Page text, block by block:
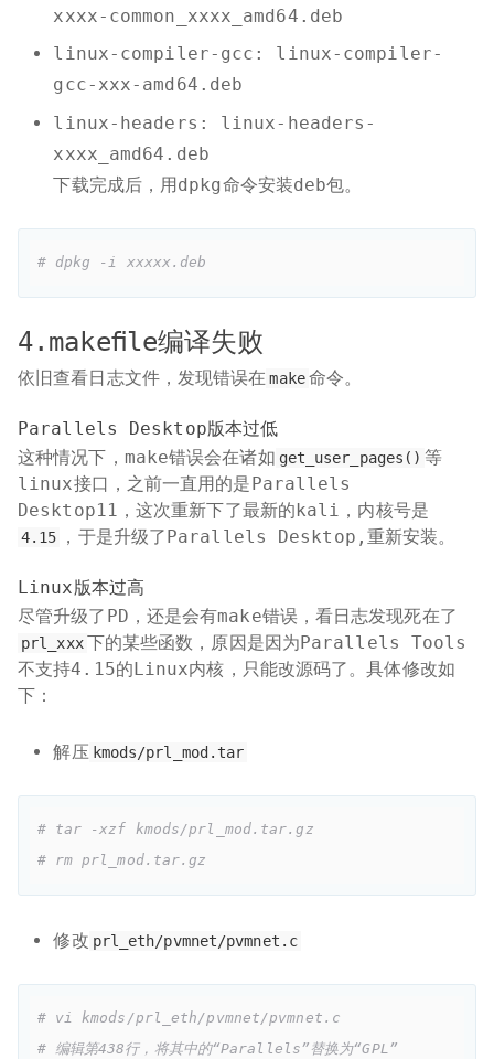
xxxx-common_xxxx_amd64.deb
linux-compiler-gcc: linux-compiler-
gcc-xxx-amd64.deb
linux-headers: linux-headers-
xxxx_amd64.deb
下载完成后，用dpkg命令安装deb包。
# dpkg -i xxxxx.deb
4.makefile编译失败
依旧查看日志文件，发现错误在 make命令。
Parallels Desktop版本过低
这种情况下，make错误会在诸如 get_user_pages() 等
linux接口，之前一直用的是Parallels
Desktop11，这次重新下了最新的kali，内核号是
4.15 ，于是升级了Parallels Desktop,重新安装。
Linux版本过高
尽管升级了PD，还是会有make错误，看日志发现死在了
prl_xxx 下的某些函数，原因是因为Parallels Tools
不支持4.15的Linux内核，只能改源码了。具体修改如
下：
解压 kmods/prl_mod.tar
# tar -xzf kmods/prl_mod.tar.gz
# rm prl_mod.tar.gz
修改 prl_eth/pvmnet/pvmnet.c
# vi kmods/prl_eth/pvmnet/pvmnet.c
# 编辑第438行，将其中的“Parallels”替换为“GPL”